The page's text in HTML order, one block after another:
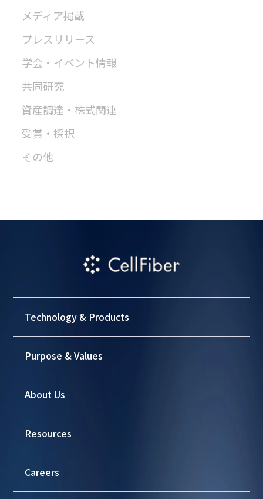
メディア掲載
プレスリリース
学会・イベント情報
共同研究
資産調達・株式関連
受賞・採択
その他
Technology & Products
Purpose & Values
About Us
Resources
Careers